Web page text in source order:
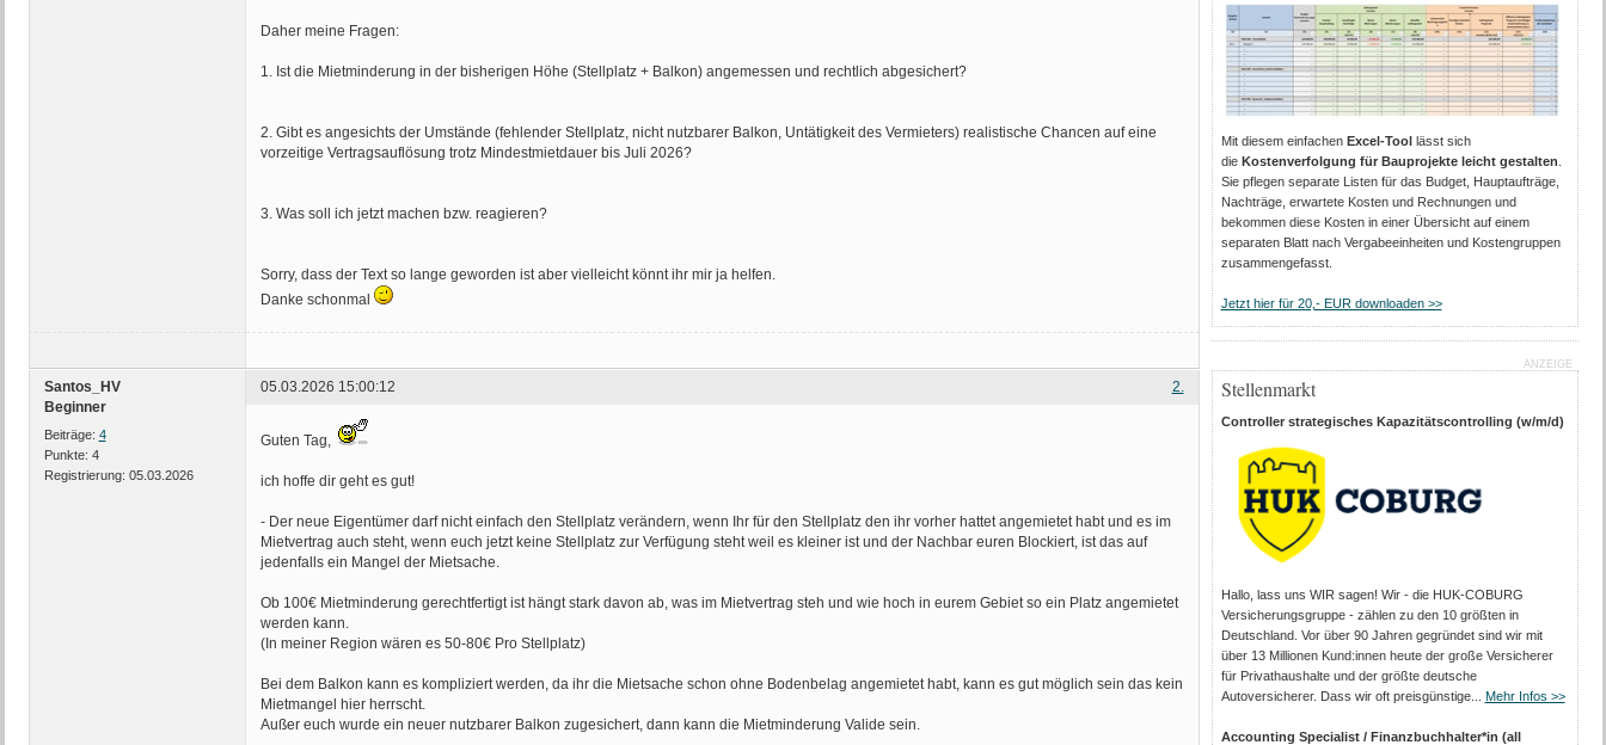
Daher meine Fragen:
1. Ist die Mietminderung in der bisherigen Höhe (Stellplatz + Balkon) angemessen und rechtlich abgesichert?
2. Gibt es angesichts der Umstände (fehlender Stellplatz, nicht nutzbarer Balkon, Untätigkeit des Vermieters) realistische Chancen auf eine
vorzeitige Vertragsauflösung trotz Mindestmietdauer bis Juli 2026?
3. Was soll ich jetzt machen bzw. reagieren?
Sorry, dass der Text so lange geworden ist aber vielleicht könnt ihr mir ja helfen.
Danke schonmal
Santos_HV
Beginner
Beiträge: 4
Punkte: 4
Registrierung: 05.03.2026
2.
05.03.2026 15:00:12
Guten Tag,
ich hoffe dir geht es gut!
- Der neue Eigentümer darf nicht einfach den Stellplatz verändern, wenn Ihr für den Stellplatz den ihr vorher hattet angemietet habt und es im
Mietvertrag auch steht, wenn euch jetzt keine Stellplatz zur Verfügung steht weil es kleiner ist und der Nachbar euren Blockiert, ist das auf
jedenfalls ein Mangel der Mietsache.
Ob 100€ Mietminderung gerechtfertigt ist hängt stark davon ab, was im Mietvertrag steh und wie hoch in eurem Gebiet so ein Platz angemietet
werden kann.
(In meiner Region wären es 50-80€ Pro Stellplatz)
Bei dem Balkon kann es kompliziert werden, da ihr die Mietsache schon ohne Bodenbelag angemietet habt, kann es gut möglich sein das kein
Mietmangel hier herrscht.
Außer euch wurde ein neuer nutzbarer Balkon zugesichert, dann kann die Mietminderung Valide sein.
Mit diesem einfachen Excel-Toollässt sich
die Kostenverfolgung für Bauprojekte leicht gestalten
Sie pflegen separate Listen für das Budget, Hauptaufträge,
Nachträge, erwartete Kosten und Rechnungen und
bekommen diese Kosten in einer Übersicht auf einem
separaten Blatt nach Vergabeeinheiten und Kostengruppen
zusammengefasst.
Jetzt hier für 20,- EUR downloaden >>
ANZEIGE
Stellenmarkt
Controller strategisches Kapazitätscontrolling (w/m/d)
Hallo, lass uns WIR sagen! Wir - die HUK-COBURG
Versicherungsgruppe - zählen zu den 10 größten in
Deutschland. Vor über 90 Jahren gegründet sind wir mit
über 13 Millionen Kund:innen heute der große Versicherer
für Privathaushalte und der größte deutsche
Autoversicherer. Dass wir oft preisgünstige... Mehr Infos >>
Accounting Specialist / Finanzbuchhalter*in (all